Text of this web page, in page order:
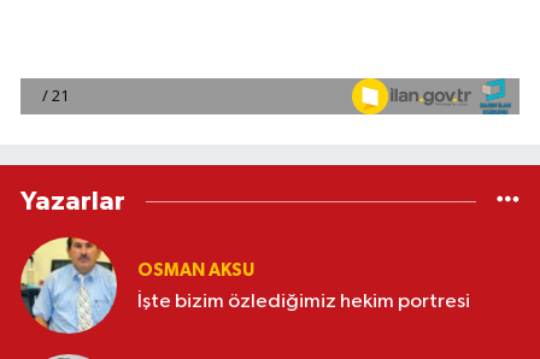
Yazarlar
OSMAN AKSU
İşte bizim özlediğimiz hekim portresi